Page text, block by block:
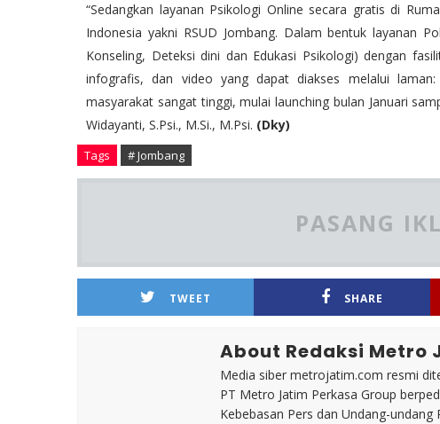
“Sedangkan layanan Psikologi Online secara gratis di
Indonesia yakni RSUD Jombang. Dalam bentuk layanan
Konseling, Deteksi dini dan Edukasi Psikologi) dengan
infografis, dan video yang dapat diakses melalui laman:
masyarakat sangat tinggi, mulai launching bulan Januari
Widayanti, S.Psi., M.Si., M.Psi. (Dky)
Tags # Jombang
PASANG
TWEET SHARE
About Redaksi Metro
Media siber metrojatim.com resmi
PT Metro Jatim Perkasa Group
Kebebasan Pers dan Undang-